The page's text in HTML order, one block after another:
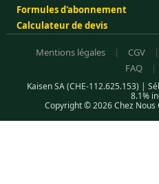
Formules d'abonnement
Calculateur de devis
Mentions légales | CGV |
FAQ
|
Kaisen SA (CHE-112.625.153) |
8.1%
Copyright © 2026 Chez Nous